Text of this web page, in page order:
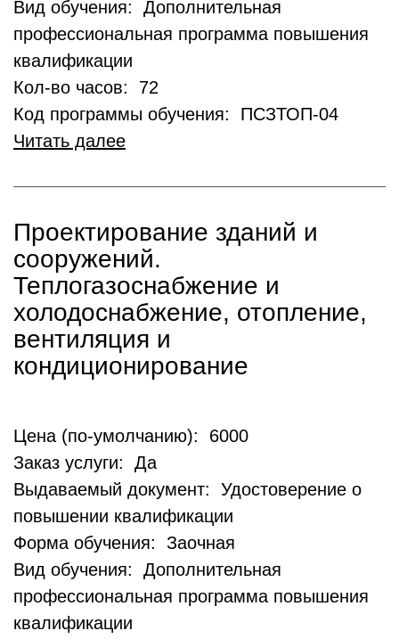
Вид обучения: Дополнительная
профессиональная программа повышения
квалификации
Кол-во часов: 72
Код программы обучения: ПСЗТОП-04
Читать далее
Проектирование зданий и
сооружений.
Теплогазоснабжение и
холодоснабжение, отопление,
вентиляция и
кондиционирование
Цена (по-умолчанию): 6000
Заказ услуги: Да
Выдаваемый документ: Удостоверение о
повышении квалификации
Форма обучения: Заочная
Вид обучения: Дополнительная
профессиональная программа повышения
квалификации